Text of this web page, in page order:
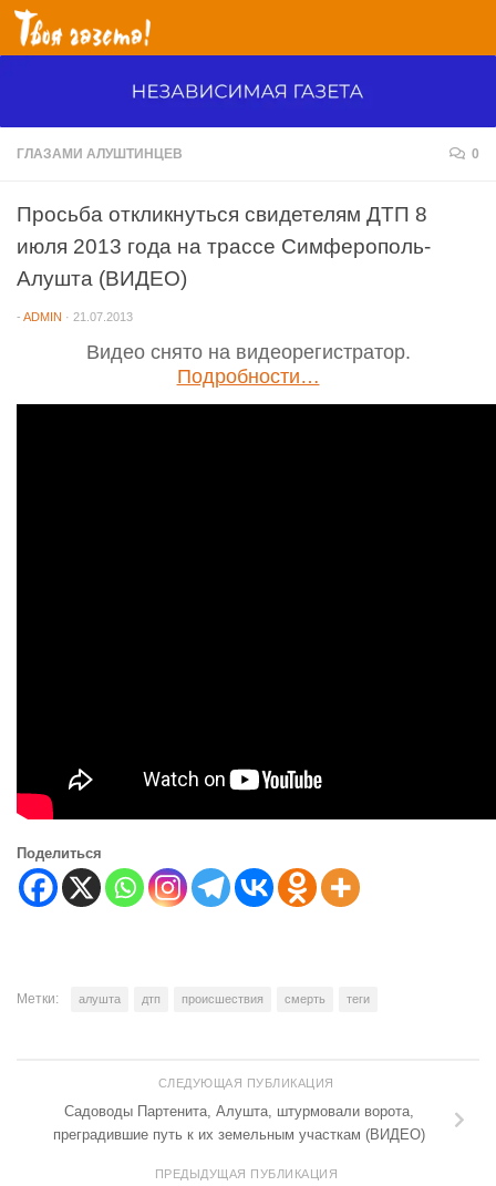
Перейти к содержимому
ГЛАЗАМИ АЛУШТИНЦЕВ 0
Просьба откликнуться свидетелям ДТП 8
июля 2013 года на трассе Симферополь-
Алушта (ВИДЕО)
- ADMIN · 21.07.2013
Видео снято на видеорегистратор.
Подробности…
Поделиться
Метки: алушта дтп происшествия смерть теги
СЛЕДУЮЩАЯ ПУБЛИКАЦИЯ
Садоводы Партенита, Алушта, штурмовали ворота,
преградившие путь к их земельным участкам (ВИДЕО)
ПРЕДЫДУЩАЯ ПУБЛИКАЦИЯ